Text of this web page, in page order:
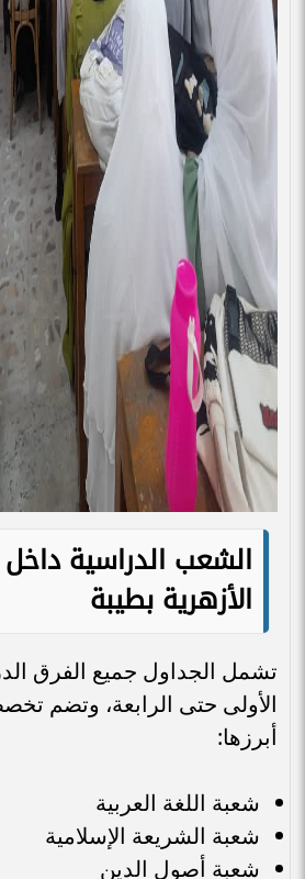
الشعب الدراسية داخل
الأزهرية بطيبة
تشمل الجداول جميع الفرق
الأولى حتى الرابعة، وتضم
أبرزها:
شعبة اللغة العربية
شعبة الشريعة الإسلامية
شعبة أصول الدين